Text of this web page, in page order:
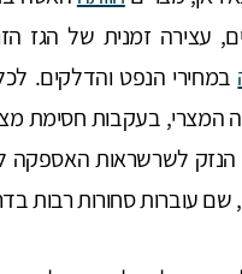
עצירה זמנית של הגז
במחירי הנפט והדלקים.
המצרי, בעקבות חסימת
הנזק לשרשראות האספקה
עוברות סחורות רבות